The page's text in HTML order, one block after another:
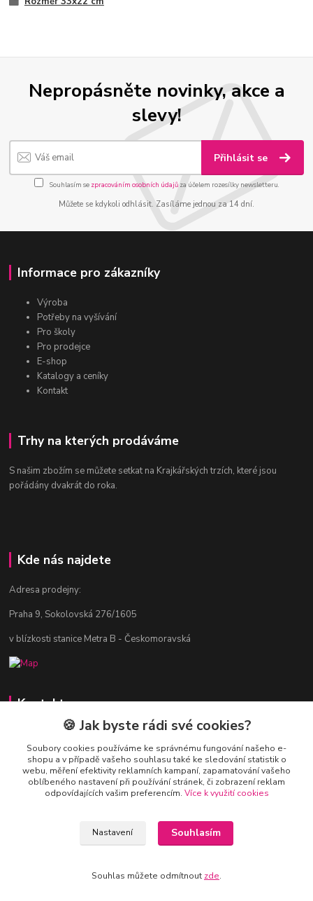
Nepropásněte novinky, akce a
slevy!
Přihlásit se
Souhlasím se zpracováním osobních údajůza účelem rozesílky newsletteru.
Můžete se kdykoli odhlásit. Zasíláme jednou za 14 dní.
Informace pro zákazníky
Výroba
Potřeby na vyšívání
Pro školy
Pro prodejce
E-shop
Katalogy a ceníky
Kontakt
Trhy na kterých prodáváme
S našim zbožím se můžete setkat na Krajkářských trzích, které jsou
pořádány dvakrát do roka.
Kde nás najdete
Adresa prodejny:
Praha 9, Sokolovská 276/1605
v blízkosti stanice Metra B - Českomoravská
Kontakty
Jitka Vlasáková
281 916 793
Po-Čt 8-16:30, Pá 8-14:30
nitka@nitka.cz
🍪 Jak byste rádi své cookies?
Soubory cookies používáme ke správnému fungování našeho e-
shopu a v případě vašeho souhlasu také ke sledování statistik o
webu, měření efektivity reklamních kampaní, zapamatování vašeho
oblíbeného nastavení při používání stránek, či zobrazení reklam
odpovídajících vašim preferencím. Více k využití cookies
Nastavení Souhlasím
Souhlas můžete odmítnout zde.